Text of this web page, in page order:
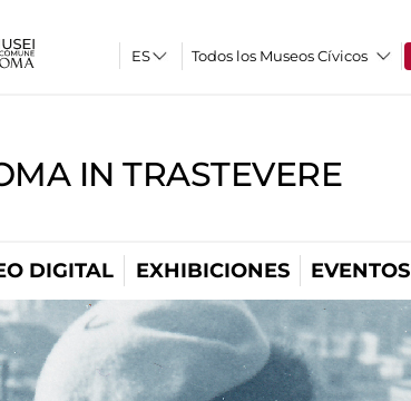
Todos los Museos Cívicos
IN TRASTEVERE
DIGITAL EXHIBICIONES EVENTOS